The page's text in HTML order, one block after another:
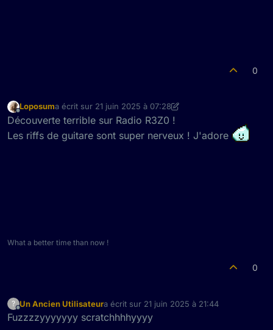
0
Hors-ligne
Loposuma écrit sur 21 juin 2025 à 07:28
dernière édition par Loposum
Découverte terrible sur Radio R3Z0 !
Les riffs de guitare sont super nerveux ! J'adore
What a better time than now !
0
? Un Ancien Utilisateura écrit sur 21 juin 2025 à 21:44
dernière édition par
Fuzzzzyyyyyyy scratchhhhyyyy